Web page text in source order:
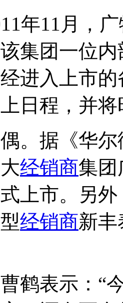
11月，广
集团一位
进入上市
上日程，并
据《华尔
经销商集团
上市。另
经销商新
表示：“今